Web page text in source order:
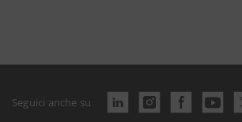
Seguici anche su